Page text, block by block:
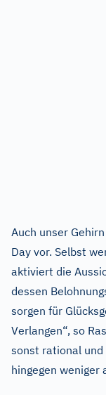
Auch unser
Day vor. Selbst
aktiviert die
dessen
sorgen für
Verlangen“, so
sonst rational und
hingegen weniger